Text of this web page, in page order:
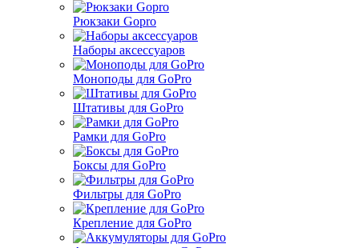
Рюкзаки Gopro
Наборы аксессуаров
Моноподы для GoPro
Штативы для GoPro
Рамки для GoPro
Боксы для GoPro
Фильтры для GoPro
Крепление для GoPro